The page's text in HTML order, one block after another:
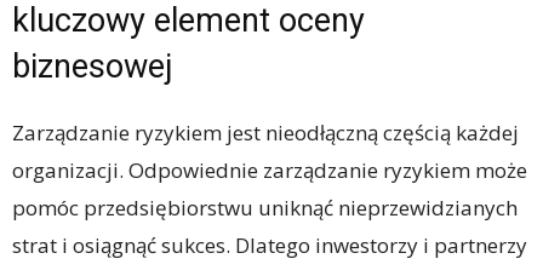
kluczowy element oceny
biznesowej
Zarządzanie ryzykiem jest nieodłączną częścią każdej
organizacji. Odpowiednie zarządzanie ryzykiem może
pomóc przedsiębiorstwu uniknąć nieprzewidzianych
strat i osiągnąć sukces. Dlatego inwestorzy i partnerzy